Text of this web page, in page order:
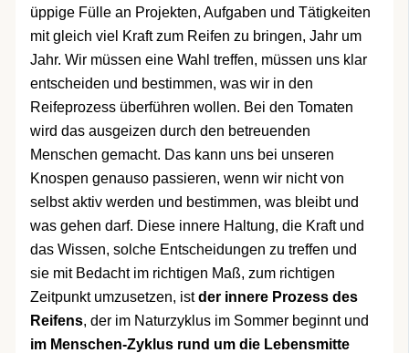
üppige Fülle an Projekten, Aufgaben und Tätigkeiten
mit gleich viel Kraft zum Reifen zu bringen, Jahr um
Jahr. Wir müssen eine Wahl treffen, müssen uns klar
entscheiden und bestimmen, was wir in den
Reifeprozess überführen wollen. Bei den Tomaten
wird das ausgeizen durch den betreuenden
Menschen gemacht. Das kann uns bei unseren
Knospen genauso passieren, wenn wir nicht von
selbst aktiv werden und bestimmen, was bleibt und
was gehen darf. Diese innere Haltung, die Kraft und
das Wissen, solche Entscheidungen zu treffen und
sie mit Bedacht im richtigen Maß, zum richtigen
Zeitpunkt umzusetzen, istder innere Prozess des
Reifens, der im Naturzyklus im Sommer beginnt und
im Menschen-Zyklus rund um die Lebensmitte